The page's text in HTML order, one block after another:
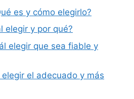
es y cómo elegirlo?
elegir y por qué?
elegir que sea fiable y
el adecuado y más